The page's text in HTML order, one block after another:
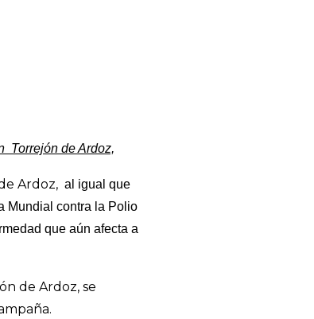
Torrejón de Ardoz,
Ardoz, al igual que
Mundial contra la Polio
que aún afecta a
de Ardoz, se